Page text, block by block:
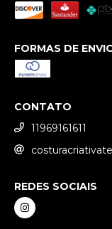
FORMAS DE
CONTATO
11969161611
REDES SOCIAIS